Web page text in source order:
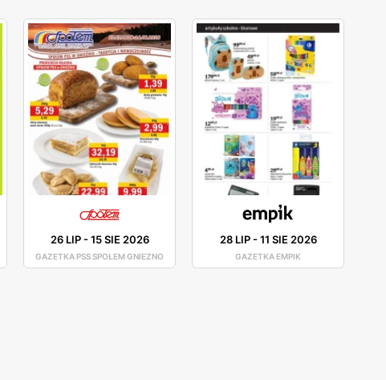
26 LIP-15 SIE 2026
GAZETKA PSS SPOŁEM GNIEZNO
28 LIP-11 SIE 2026
GAZETKA EMPIK